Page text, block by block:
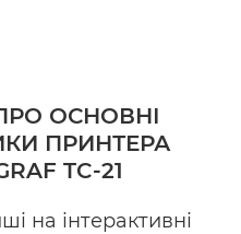
ОСНОВНІ
ПРИНТЕРА
TC-21
на інтерактивні